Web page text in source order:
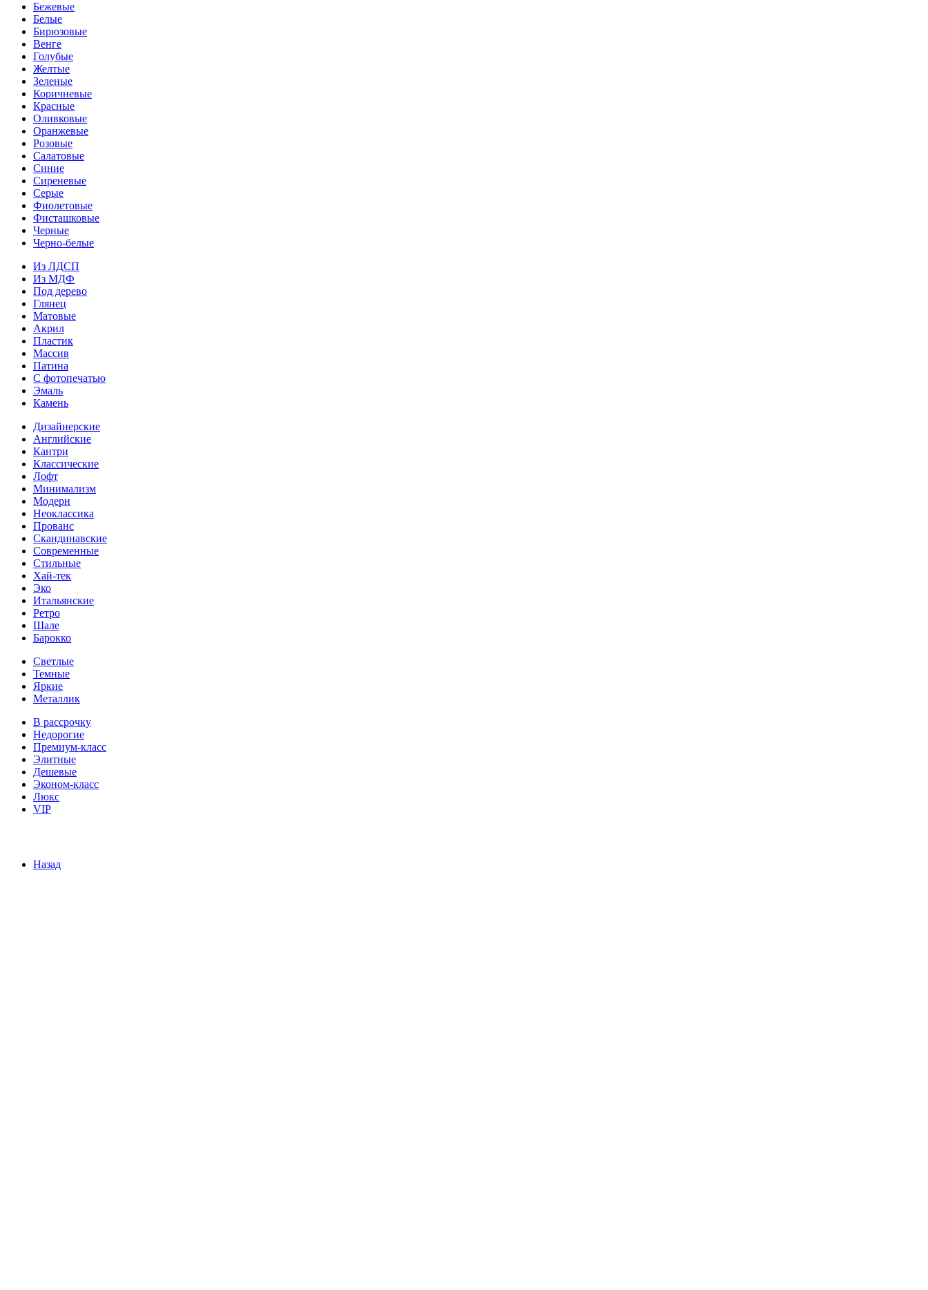
Бежевые
Белые
Бирюзовые
Венге
Голубые
Желтые
Зеленые
Коричневые
Красные
Оливковые
Оранжевые
Розовые
Салатовые
Синие
Сиреневые
Серые
Фиолетовые
Фисташковые
Черные
Черно-белые
Из ЛДСП
Из МДФ
Под дерево
Глянец
Матовые
Акрил
Пластик
Массив
Патина
С фотопечатью
Эмаль
Камень
Дизайнерские
Английские
Кантри
Классические
Лофт
Минимализм
Модерн
Неоклассика
Прованс
Скандинавские
Современные
Стильные
Хай-тек
Эко
Итальянские
Ретро
Шале
Барокко
Светлые
Темные
Яркие
Металлик
В рассрочку
Недорогие
Премиум-класс
Элитные
Дешевые
Эконом-класс
Люкс
VIP
Назад